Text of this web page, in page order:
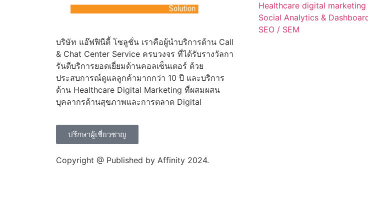
บริษัท แอ๊ฟฟินีตี้ โซลูชั่น เราคือผู้นำบริการด้าน Call
& Chat Center Service ครบวงจร ที่ได้รับรางวัลกา
รันตีบริการยอดเยี่ยมด้านคอลเซ็นเตอร์ ด้วย
ประสบการณ์ดูแลลูกค้ามากกว่า 10 ปี และบริการ
ด้าน Healthcare Digital Marketing ที่ผสมผสน
บุคลากรด้านสุขภาพและการตลาด Digital
ปรึกษาผู้เชี่ยวชาญ
Healthcare digital marketing
Social Analytics &
SEO / SEM
Copyright @ Published by Affinity 2024.